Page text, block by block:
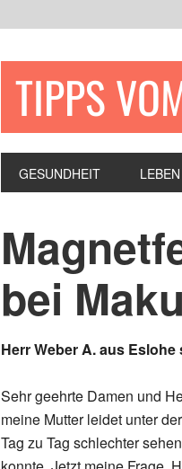
TIPPS
GESUNDHEIT LEBEN
bei
Herr Weber A. aus
Sehr geehrte Damen und
meine Mutter leidet unter
Tag zu Tag schlechter